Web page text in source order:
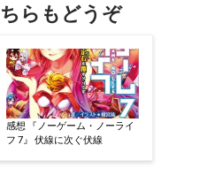
らもどうぞ
感想 『ノーゲーム・ノーライ
フ 7』 伏線に次ぐ伏線